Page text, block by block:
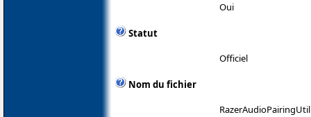
Oui
Statut
Officiel
Nom du fichier